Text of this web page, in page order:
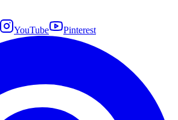
YouTube Pinterest